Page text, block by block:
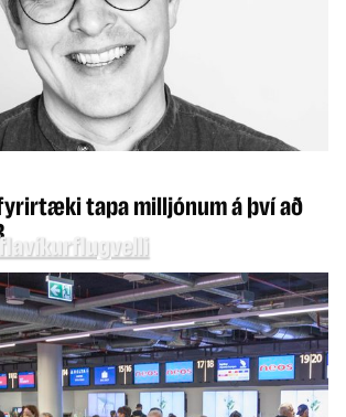
tapa milljónum á því að